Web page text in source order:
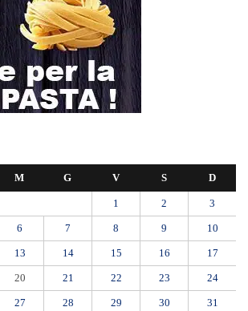
M G V S D
1 2 3
6 7 8 9 10
13 14 15 16 17
20 21 22 23 24
27 28 29 30 31